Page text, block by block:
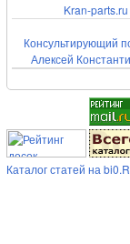
Kran-parts.ru
Консультирующий
Алексей
Каталог статей на